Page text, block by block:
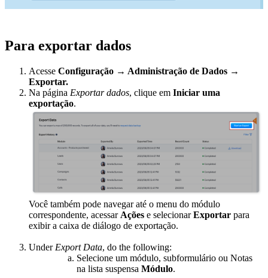
Para exportar dados
Acesse Configuração → Administração de Dados →
Exportar.
Na página Exportar dados, clique em Iniciar uma
exportação.
Você também pode navegar até o menu do módulo
correspondente, acessar Ações e selecionarExportar para
exibir a caixa de diálogo de exportação.
Under Export Data, do the following:
Selecione um módulo, subformulário ou Notas
na lista suspensa Módulo.